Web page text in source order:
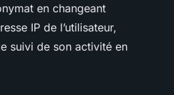
en changeant
IP de l’utilisateur,
suivi de son activité en